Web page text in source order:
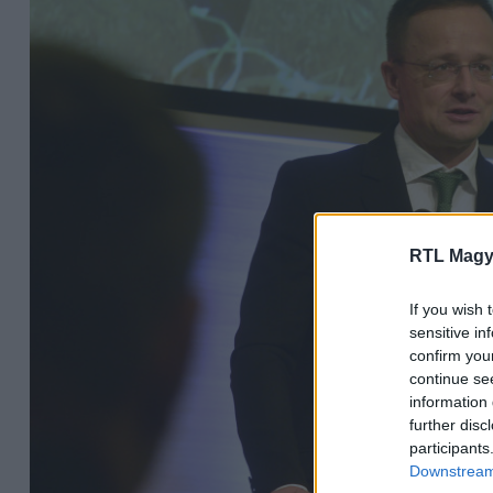
RTL
If you wish
sensitive
confirm
continue
information
further